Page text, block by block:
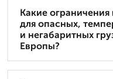
Какие
для опасных,
и негабаритных
Европы?